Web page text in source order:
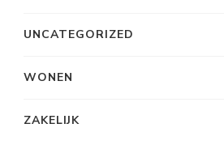
UNCATEGORIZED
WONEN
ZAKELIJK